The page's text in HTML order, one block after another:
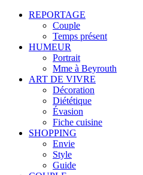
REPORTAGE
Couple
Temps présent
HUMEUR
Portrait
Mme à Beyrouth
ART DE VIVRE
Décoration
Diététique
Évasion
Fiche cuisine
SHOPPING
Envie
Style
Guide